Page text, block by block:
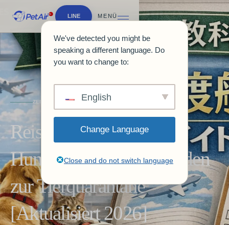
LINE MENÜ
ZEITSCHRIFTEN & LEITFÄDEN
Reisen ins Ausland mit
Hund und Katze | Leitfaden
zur Tierquarantäne
[Aktualisiert 2026]
We've detected you might be
speaking a different language. Do
you want to change to:
English
Change Language
Close and do not switch language